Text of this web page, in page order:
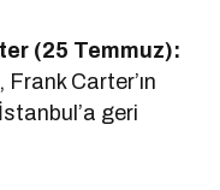
(25 Temmuz):
Carter’ın
geri